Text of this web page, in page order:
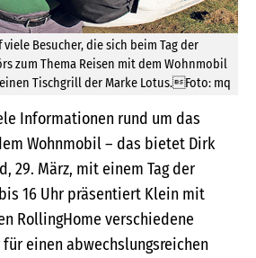
Besucher, die sich beim Tag der
zum Thema Reisen mit dem Wohnmobil
Tischgrill der Marke Lotus.Foto: mq
Informationen rund um das
Wohnmobil – das bietet Dirk
29. März, mit einem Tag der
16 Uhr präsentiert Klein mit
RollingHome verschiedene
einen abwechslungsreichen